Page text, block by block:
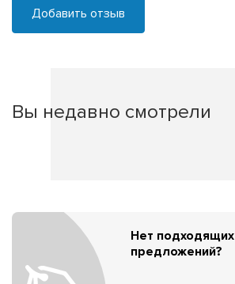
Добавить отзыв
Вы недавно смотрели
Нет подходящих
предложений?